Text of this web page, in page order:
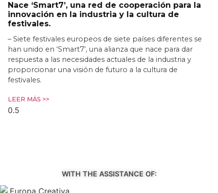
Nace ‘Smart7’, una red de cooperación para la
innovación en la industria y la cultura de
festivales.
– Siete festivales europeos de siete países diferentes se
han unido en ‘Smart7’, una alianza que nace para dar
respuesta a las necesidades actuales de la industria y
proporcionar una visión de futuro a la cultura de
festivales.
LEER MÁS >>
WITH THE ASSISTANCE OF: